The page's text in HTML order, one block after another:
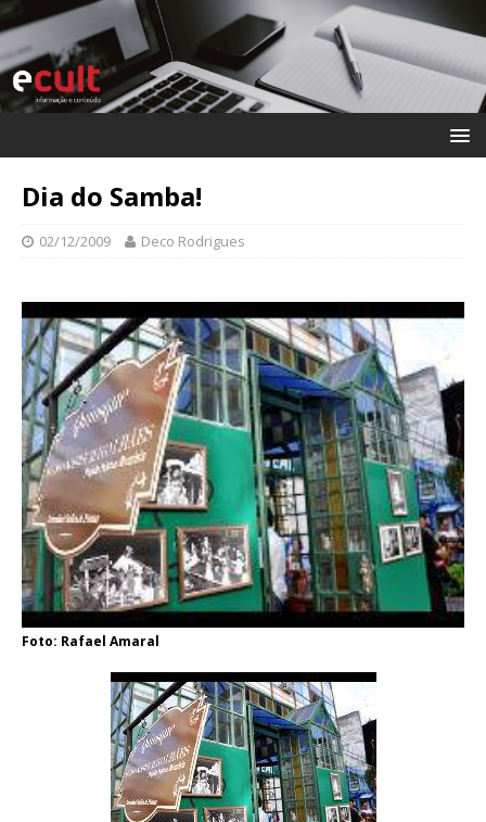
Dia do Samba!
02/12/2009 Deco Rodrigues
Foto: Rafael Amaral